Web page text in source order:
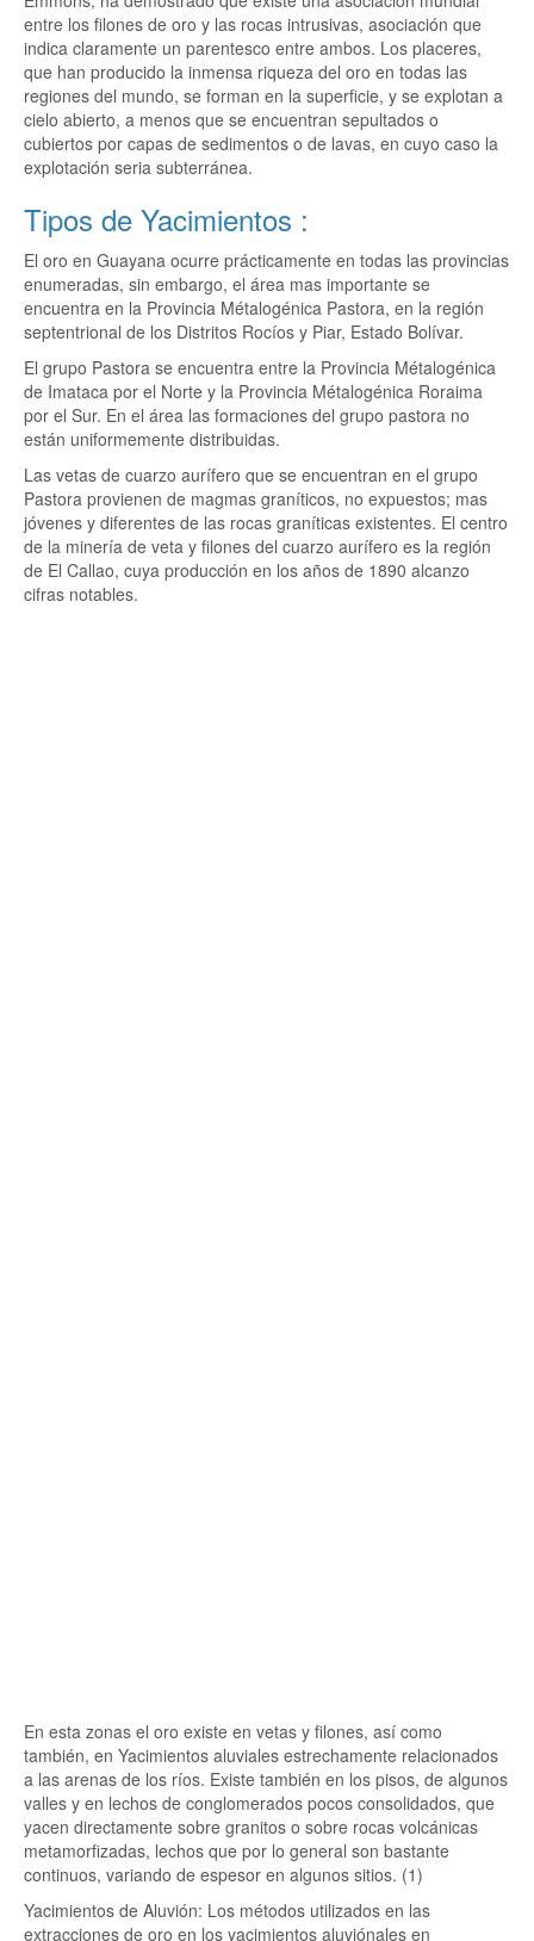
entre los filones de oro y las rocas intrusivas, asociación que
indica claramente un parentesco entre ambos. Los placeres,
que han producido la inmensa riqueza del oro en todas las
regiones del mundo, se forman en la superficie, y se explotan a
cielo abierto, a menos que se encuentran sepultados o
cubiertos por capas de sedimentos o de lavas, en cuyo caso la
explotación seria subterránea.
Tipos de Yacimientos :
El oro en Guayana ocurre prácticamente en todas las provincias
enumeradas, sin embargo, el área mas importante se
encuentra en la Provincia Métalogénica Pastora, en la región
septentrional de los Distritos Rocíos y Piar, Estado Bolívar.
El grupo Pastora se encuentra entre la Provincia Métalogénica
de Imataca por el Norte y la Provincia Métalogénica Roraima
por el Sur. En el área las formaciones del grupo pastora no
están uniformemente distribuidas.
Las vetas de cuarzo aurífero que se encuentran en el grupo
Pastora provienen de magmas graníticos, no expuestos; mas
jóvenes y diferentes de las rocas graníticas existentes. El centro
de la minería de veta y filones del cuarzo aurífero es la región
de El Callao, cuya producción en los años de 1890 alcanzo
cifras notables.
En esta zonas el oro existe en vetas y filones, así como
también, en Yacimientos aluviales estrechamente relacionados
a las arenas de los ríos. Existe también en los pisos, de algunos
valles y en lechos de conglomerados pocos consolidados, que
yacen directamente sobre granitos o sobre rocas volcánicas
metamorfizadas, lechos que por lo general son bastante
continuos, variando de espesor en algunos sitios. (1)
Yacimientos de Aluvión: Los métodos utilizados en las
extracciones de oro en los yacimientos aluviónales en